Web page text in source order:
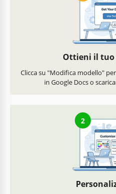
Ottieni il
Clicca su "Modifica modello"
in Google Docs o
2